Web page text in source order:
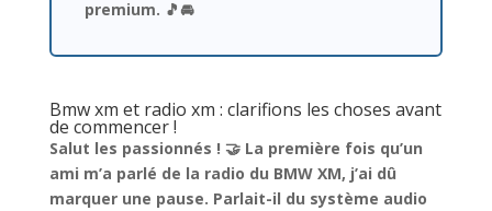
premium. 🎵🚘
Bmw xm et radio xm : clarifions les choses avant
de commencer !
Salut les passionnés ! 🤝 La première fois qu’un
ami m’a parlé de la radio du BMW XM, j’ai dû
marquer une pause. Parlait-il du système audio